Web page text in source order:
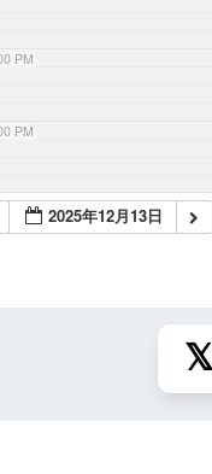
PM
PM
2025年12月13日